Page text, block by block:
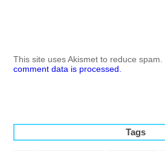
This site uses Akismet to reduce spam.
comment data is processed.
Tags